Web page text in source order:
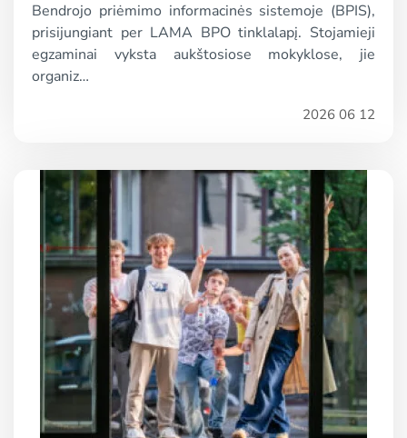
Bendrojo priėmimo informacinės sistemoje (BPIS),
prisijungiant per LAMA BPO tinklalapį. Stojamieji
egzaminai vyksta aukštosiose mokyklose, jie
organiz…
2026 06 12